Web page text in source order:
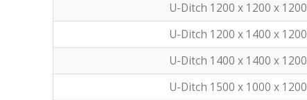
U-Ditch 1200 x 1200 x 1200
U-Ditch 1200 x 1400 x 1200
U-Ditch 1400 x 1400 x 1200
U-Ditch 1500 x 1000 x 1200